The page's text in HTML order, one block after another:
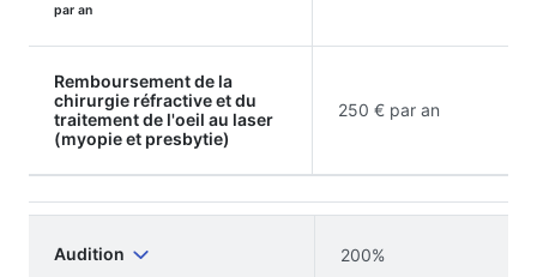
par an
Remboursement de la
chirurgie réfractive et du
traitement de l'oeil au laser
(myopie et presbytie)
250 € par an
Audition 200%